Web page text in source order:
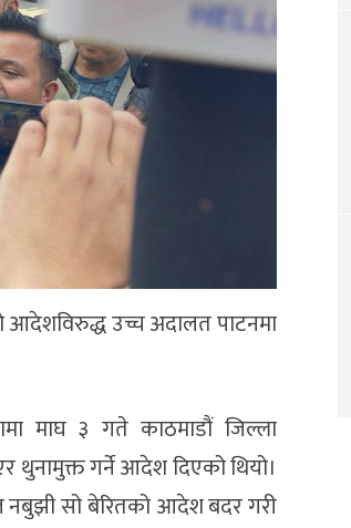
आदेशविरुद्ध उच्च अदालत पाटनमा
माघ ३ गते काठमाडौं जिल्ला
थुनामुक्त गर्ने आदेश दिएको थियो।
नबुझी सो बेरितको आदेश बदर गरी